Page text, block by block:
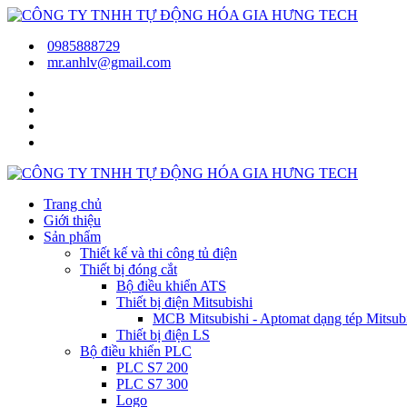
0985888729
mr.anhlv@gmail.com
Trang chủ
Giới thiệu
Sản phẩm
Thiết kế và thi công tủ điện
Thiết bị đóng cắt
Bộ điều khiển ATS
Thiết bị điện Mitsubishi
MCB Mitsubishi - Aptomat dạng tép
Thiết bị điện LS
Bộ điều khiển PLC
PLC S7 200
PLC S7 300
Logo